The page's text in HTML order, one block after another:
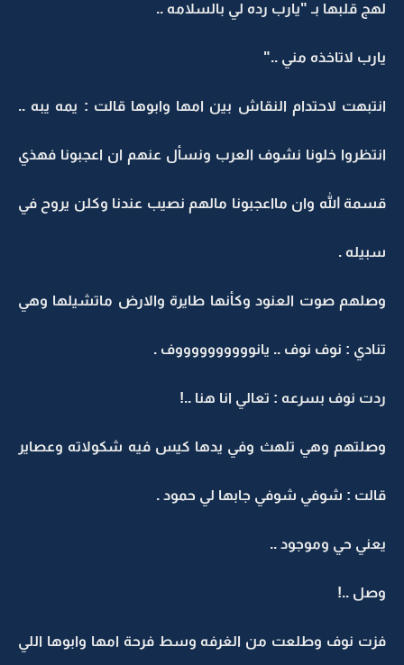
لهج قلبها بـ "يارب رده لي بالسلامه ..
يارب لاتاخذه مني .."
انتبهت لاحتدام النقاش بين امها وابوها قالت : يمه يبه ..
انتظروا خلونا نشوف العرب ونسأل عنهم ان اعجبونا فهذي
قسمة الله وان مااعجبونا مالهم نصيب عندنا وكلن يروح في
سبيله .
وصلهم صوت العنود وكأنها طايرة والارض ماتشيلها وهي
تنادي : نوف نوف .. يانووووووووووف .
ردت نوف بسرعه : تعالي انا هنا ..!
وصلتهم وهي تلهث وفي يدها كيس فيه شكولاته وعصاير
قالت : شوفي شوفي جابها لي حمود .
يعني حي وموجود ..
وصل ..!
فزت نوف وطلعت من الغرفه وسط فرحة امها وابوها اللي